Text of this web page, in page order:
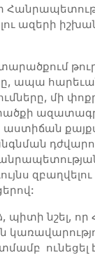
ազերի
ա­­պա
մի
աս­­տի­­­ճան
պի­­­տի նշել,
ու­նե­­­ցել